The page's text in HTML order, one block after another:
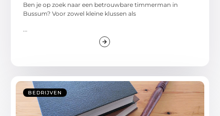
Ben je op zoek naar een betrouwbare timmerman in
Bussum? Voor zowel kleine klussen als
...
BEDRIJVEN